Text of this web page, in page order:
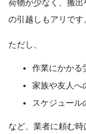
荷物が少なく、搬
の引越しもアリです
ただし、
作業にかかる
家族や友人へ
スケジュール
など、業者に頼む